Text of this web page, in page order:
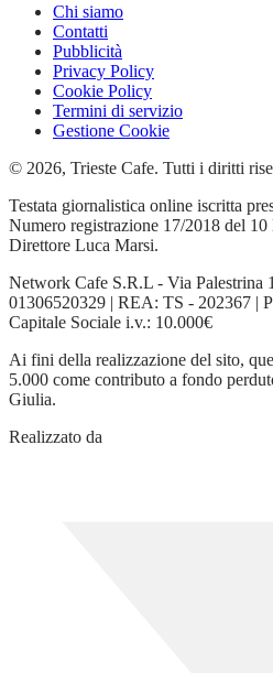
Chi siamo
Contatti
Pubblicità
Privacy Policy
Cookie Policy
Termini di servizio
Gestione Cookie
© 2026, Trieste Cafe. Tutti i diritti
Testata giornalistica online iscritta
Numero registrazione 17/2018 del
Direttore Luca Marsi.
Network Cafe S.R.L - Via Palestrina
01306520329 | REA: TS - 202367 |
Capitale Sociale i.v.: 10.000€
Ai fini della realizzazione del sito,
5.000 come contributo a fondo
Giulia.
Realizzato da